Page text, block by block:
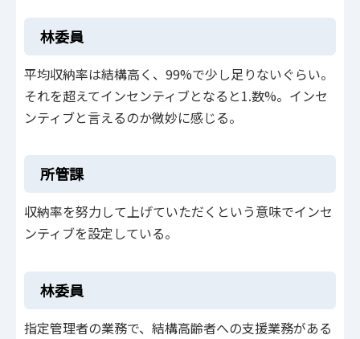
林委員
平均収納率は結構高く、99%で少し足りないぐらい。
それを超えてインセンティブとなると1.数%。インセ
ンティブと言えるのか微妙に感じる。
所管課
収納率を努力して上げていただくという意味でインセ
ンティブを設定している。
林委員
指定管理者の業務で、結構高齢者への支援業務がある